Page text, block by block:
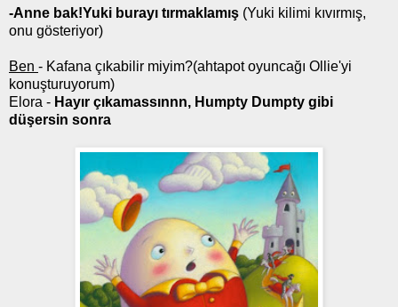
-Anne bak!Yuki burayı tırmaklamış (Yuki kilimi kıvırmış,
onu gösteriyor)
Ben - Kafana çıkabilir miyim?(ahtapot oyuncağı Ollie'yi
konuşturuyorum)
Elora - Hayır çıkamassınnn, Humpty Dumpty gibi
düşersin sonra